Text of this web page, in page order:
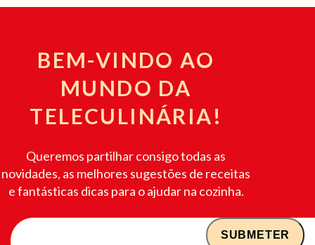
BEM-VINDO AO
MUNDO DA
TELECULINÁRIA!
Queremos partilhar consigo todas as
novidades, as melhores sugestões de receitas
e fantásticas dicas para o ajudar na cozinha.